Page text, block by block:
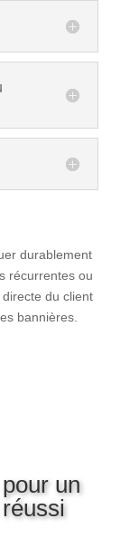
durablement
récurrentes ou
du client
bannières.
un